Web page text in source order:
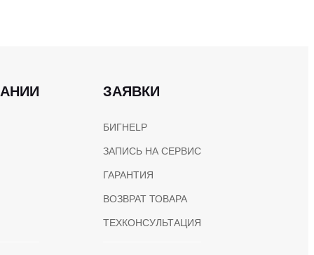
ЗАЯВКИ
БИГHELP
ЗАПИСЬ НА СЕРВИС
ГАРАНТИЯ
ВОЗВРАТ ТОВАРА
ТЕХКОНСУЛЬТАЦИЯ